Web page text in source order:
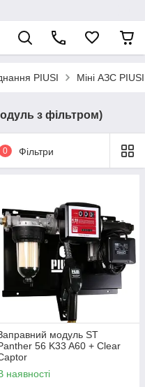
PIUSI Міні АЗС PIUSI
з фільтром)
0 Фільтри
модуль ST
56 K33 A60 + Clear
наявності